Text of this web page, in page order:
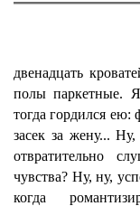
двенадцать
полы паркетные.
тогда гордился
засек за жену...
отвратительно
чувства? Ну, ну,
когда